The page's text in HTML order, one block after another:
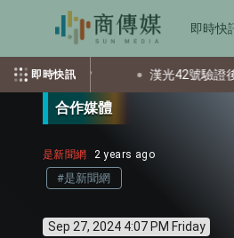
即時快
即時快訊
？ 漢光42號驗證後勤戰力 第
合作媒體
是新聞網 2 years ago
#是新聞網
Sep 27, 2024 4:07 PM Friday